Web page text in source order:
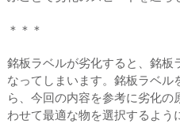
＊＊＊
銘板ラベルが劣化すると、銘板
なってしまいます。銘板ラベル
ら、今回の内容を参考に劣化
わせて最適な物を選択するよう